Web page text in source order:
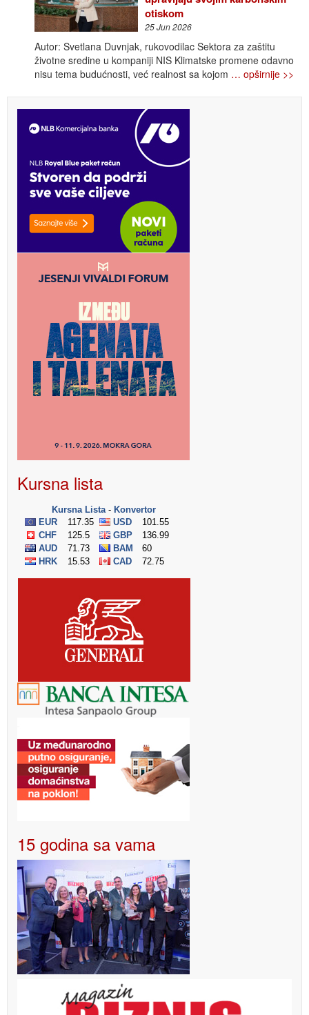
otiskom
25 Jun 2026
Autor: Svetlana Duvnjak, rukovodilac Sektora za zaštitu
životne sredine u kompaniji NIS Klimatske promene odavno
nisu tema budućnosti, već realnost sa kojom … opširnije >>
Kursna lista
15 godina sa vama